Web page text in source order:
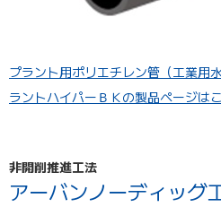
プラント用ポリエチレン管（工業用
ラントハイパーＢＫの製品ページは
非開削推進工法
アーバンノーディッグ